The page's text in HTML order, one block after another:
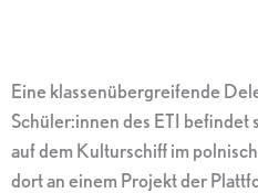
Eine klassenübergreifende
Schüler:innen des ETI
auf dem Kulturschiff im
dort an einem Projekt der